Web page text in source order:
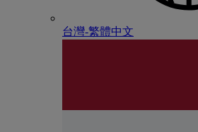
台灣-繁體中文